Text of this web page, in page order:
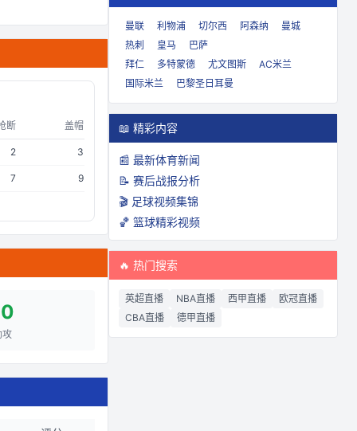
断 盖帽
2 3
7 9
攻
曼联 利物浦 切尔西 阿森纳
曼城
热刺
皇马
巴萨
拜仁
多特蒙德 尤文图斯
AC米兰
国际米兰
巴黎圣日耳曼
📖 精彩内容
📰 最新体育新闻
📝 赛后战报分析
🎬 足球视频集锦
🏀 篮球精彩视频
🔥 热门搜索
英超直播 NBA直播 西甲直播
欧冠直播
CBA直播
德甲直播